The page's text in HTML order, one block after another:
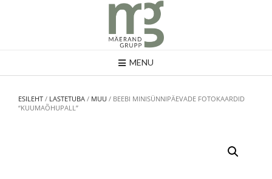
MENU
ESILEHT / LASTETUBA / MUU / BEEBI MINISÜNNIPÄEVADE FOTOKAARDID
“KUUMAÕHUPALL”